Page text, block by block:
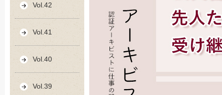
Vol.42
Vol.41
Vol.40
Vol.39